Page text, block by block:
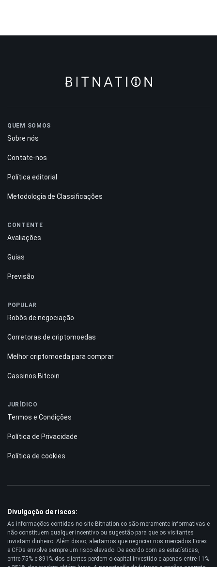
Sobre nós
Contate-nos
Metodologia de Classificações
Avaliações
Previsão
Robôs de negociação
Corretoras de criptomoedas
Cassinos Bitcoin
Termos e Condições
Divulgação de riscos:
As informações contidas no site Bitnation.co são meramente informativas e